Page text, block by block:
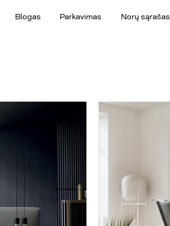
Blogas Parkavimas Norų sąrašas